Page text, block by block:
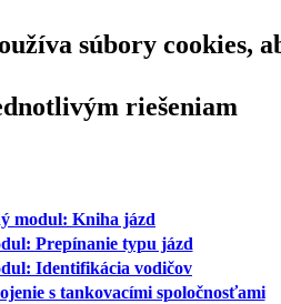
súbory cookies,
riešeniam
modul: Kniha jázd
Prepínanie typu jázd
Identifikácia vodičov
s tankovacími spoločnosťami